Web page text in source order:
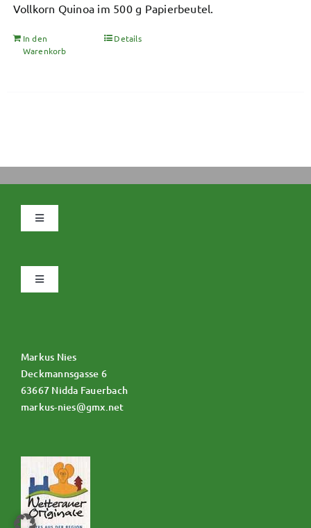
Vollkorn Quinoa im 500 g Papierbeutel.
In den
Warenkorb
Details
Navigation
Navigation
Zahlungsweisen
Widerruf
Markus Nies
Deckmannsgasse 6
63667 Nidda Fauerbach
markus-nies@gmx.net